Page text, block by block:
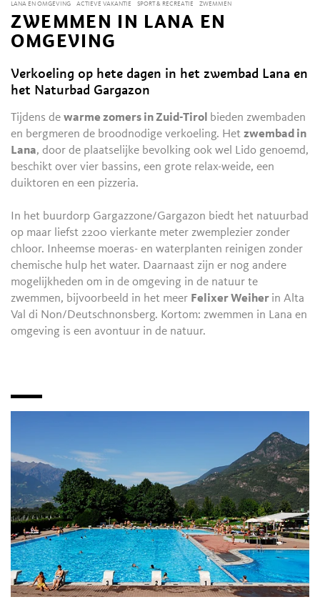
LANA EN OMGEVING ACTIEVE VAKANTIE SPORT & RECREATIE ZWEMMEN
ZWEMMEN IN LANA EN
OMGEVING
Verkoeling op hete dagen in het zwembad Lana en
het Naturbad Gargazon
Tijdens dewarme zomers in Zuid-Tirol bieden zwembaden
en bergmeren de broodnodige verkoeling. Hetzwembad in
Lana, door de plaatselijke bevolking ook wel Lido genoemd,
beschikt over vier bassins, een grote relax-weide, een
duiktoren en een pizzeria.
In het buurdorp Gargazzone/Gargazon biedt het natuurbad
op maar liefst 2200 vierkante meter zwemplezier zonder
chloor. Inheemse moeras- en waterplanten reinigen zonder
chemische hulp het water. Daarnaast zijn er nog andere
mogelijkheden om in de omgeving in de natuur te
zwemmen, bijvoorbeeld in het meer Felixer Weiher in Alta
Val di Non/Deutschnonsberg. Kortom: zwemmen in Lana en
omgeving is een avontuur in de natuur.